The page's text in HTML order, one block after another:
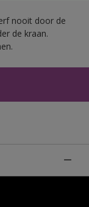
nooit door de
de kraan.